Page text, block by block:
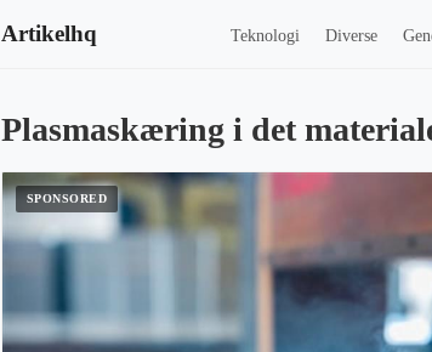
Artikelhq Teknologi Diverse
Plasmaskæring i det